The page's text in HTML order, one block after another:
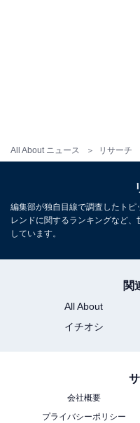
All About ニュース リサーチ
前年の2位からリベンジ
輝きました。ラズベリ
クリームに、ラズベリ
っています。おいしい
投票した人からは、「
からずっと大好き」な
で幅広い年齢層からの
＞次ページ：10位まで
編集部が独自目線で調査したトピ
レンドに関するランキングなど
しています。
関
All About
イチオシ
会社概要
プライバシーポリシー